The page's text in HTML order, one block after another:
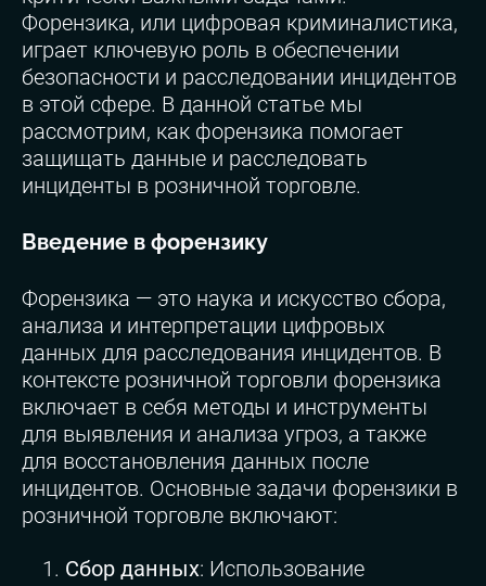
Форензика, или цифровая криминалистика,
играет ключевую роль в обеспечении
безопасности и расследовании инцидентов
в этой сфере. В данной статье мы
рассмотрим, как форензика помогает
защищать данные и расследовать
инциденты в розничной торговле.
Введение в форензику
Форензика — это наука и искусство сбора,
анализа и интерпретации цифровых
данных для расследования инцидентов. В
контексте розничной торговли форензика
включает в себя методы и инструменты
для выявления и анализа угроз, а также
для восстановления данных после
инцидентов. Основные задачи форензики в
розничной торговле включают:
Сбор данных: Использование